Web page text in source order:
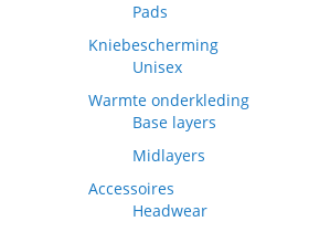
Pads
Kniebescherming
Unisex
Warmte onderkleding
Base layers
Midlayers
Accessoires
Headwear